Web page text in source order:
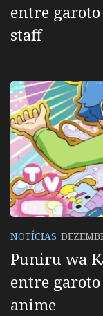
entre
staff
NOTÍCIAS
Puniru wa
entre
anime